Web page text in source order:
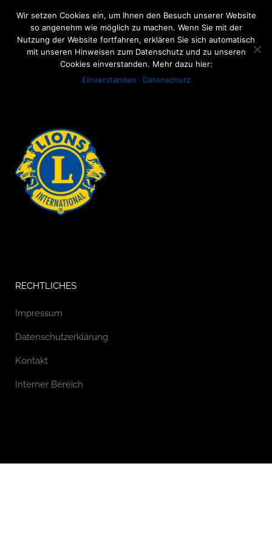
ARCHIVE
No posts were found.
RECHTLICHES
Impressum
Datenschutzerklärung
Kontakt
Interner Bereich
Wir setzen Cookies ein, um Ihnen den Besuch unserer Website
so angenehm wie möglich zu machen. Wenn Sie mit der
Nutzung der Website fortfahren, erklären Sie sich automatisch
mit unseren Hinweisen zum Datenschutz und zu unseren
Cookies einverstanden. Mehr dazu hier:
Einverstanden
Datenschutz